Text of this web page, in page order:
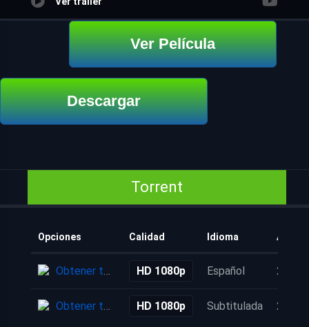
Ver Película
Descargar
Torrent
Opciones Calidad Idioma
Obtener torrent HD 1080p Español 2
Obtener torrent HD 1080p Subtitulada 2